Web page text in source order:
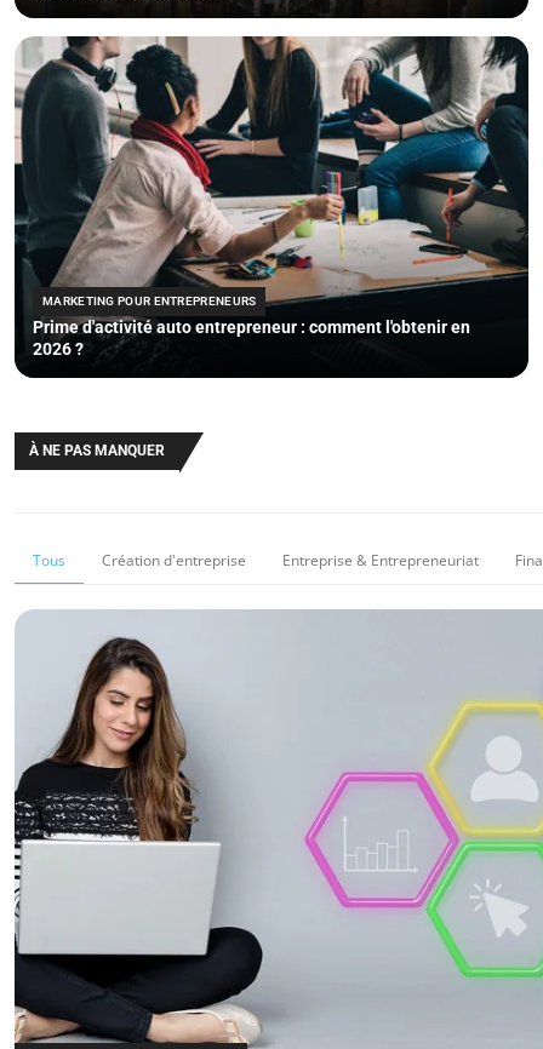
MARKETING POUR ENTREPRENEURS
Prime d'activité auto entrepreneur : comment l'obtenir en
2026 ?
À NE PAS MANQUER
Tous Création d'entreprise Entreprise & Entrepreneuriat